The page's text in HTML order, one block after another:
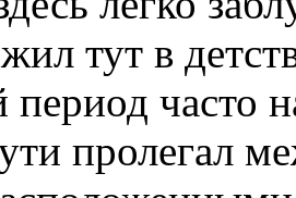
тут в
период часто
пролегал